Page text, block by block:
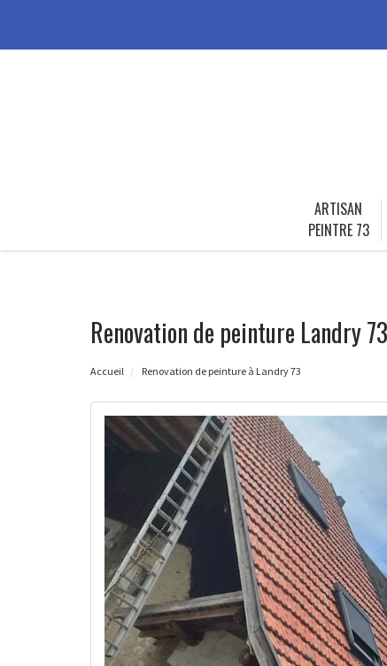
ARTISAN
PEINTRE 73
Renovation de peinture Landry 73
Accueil Renovation de peinture à Landry 73